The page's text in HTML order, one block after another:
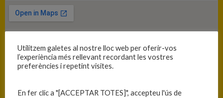
Utilitzem galetes al nostre lloc web per oferir-vos
l’experiència més rellevant recordant les vostres
preferències i repetint visites.
En fer clic a "[ACCEPTAR TOTES]", accepteu l'ús de